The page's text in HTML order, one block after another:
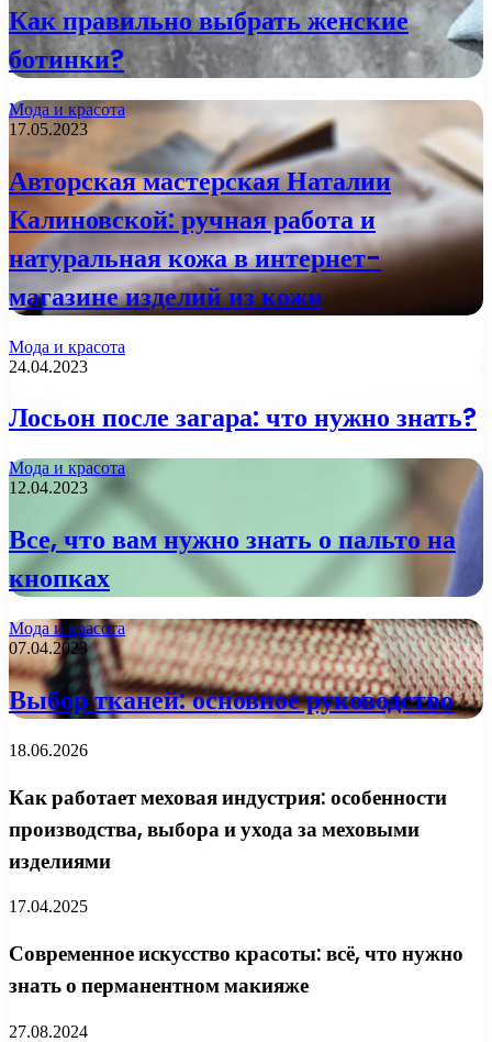
Как правильно выбрать женские
ботинки?
Мода и красота
17.05.2023
Авторская мастерская Наталии
Калиновской: ручная работа и
натуральная кожа в интернет-
магазине изделий из кожи
Мода и красота
24.04.2023
Лосьон после загара: что нужно знать?
Мода и красота
12.04.2023
Все, что вам нужно знать о пальто на
кнопках
Мода и красота
07.04.2023
Выбор тканей: основное руководство
18.06.2026
Как работает меховая индустрия: особенности
производства, выбора и ухода за меховыми
изделиями
17.04.2025
Современное искусство красоты: всё, что нужно
знать о перманентном макияже
27.08.2024